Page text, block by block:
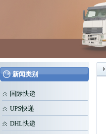
新闻类别
国际快递
UPS快递
DHL快递